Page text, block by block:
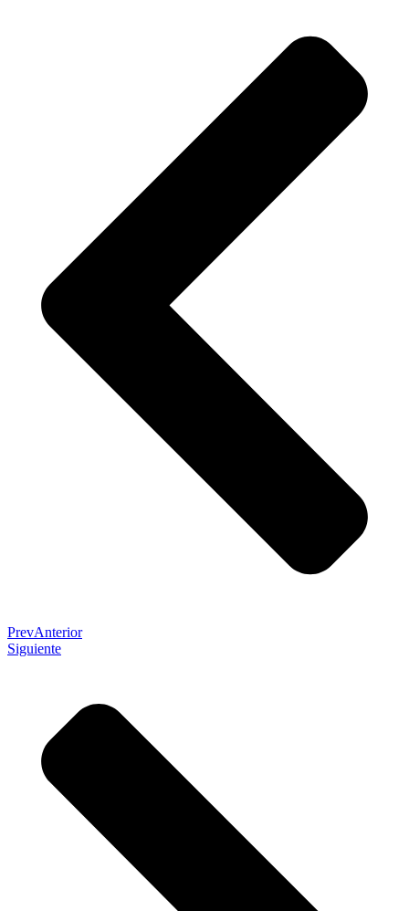
PrevAnterior
Siguiente